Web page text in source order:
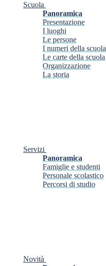
Scuola
Panoramica
Presentazione
I luoghi
Le persone
I numeri della scuola
Le carte della scuola
Organizzazione
La storia
Servizi
Panoramica
Famiglie e studenti
Personale scolastico
Percorsi di studio
Novità